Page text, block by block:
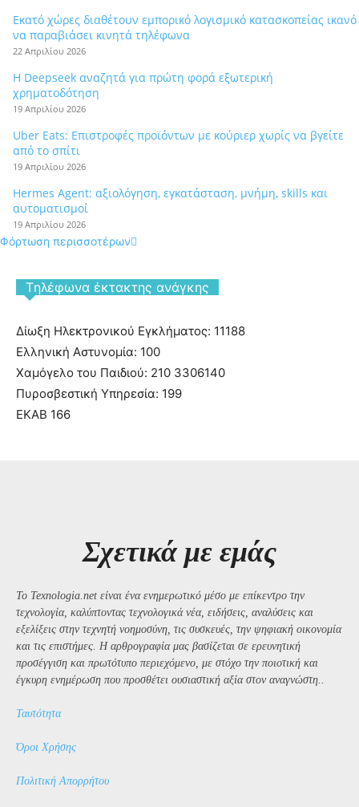
Εκατό χώρες διαθέτουν εμπορικό λογισμικό κατασκοπείας ικανό
να παραβιάσει κινητά τηλέφωνα
22 Απριλίου 2026
Η Deepseek αναζητά για πρώτη φορά εξωτερική
χρηματοδότηση
19 Απριλίου 2026
Uber Eats: Επιστροφές προϊόντων με κούριερ χωρίς να βγείτε
από το σπίτι
19 Απριλίου 2026
Hermes Agent: αξιολόγηση, εγκατάσταση, μνήμη, skills και
αυτοματισμοί
19 Απριλίου 2026
Φόρτωση περισσοτέρων
Tηλέφωνα έκτακτης ανάγκης
Δίωξη Ηλεκτρονικού Εγκλήματος: 11188
Ελληνική Αστυνομία: 100
Χαμόγελο του Παιδιού: 210 3306140
Πυροσβεστική Υπηρεσία: 199
ΕΚΑΒ 166
Σχετικά με εμάς
Το Texnologia.net είναι ένα ενημερωτικό μέσο με επίκεντρο την
τεχνολογία, καλύπτοντας τεχνολογικά νέα, ειδήσεις, αναλύσεις και
εξελίξεις στην τεχνητή νοημοσύνη, τις συσκευές, την ψηφιακή οικονομία
και τις επιστήμες. Η αρθρογραφία μας βασίζεται σε ερευνητική
προσέγγιση και πρωτότυπο περιεχόμενο, με στόχο την ποιοτική και
έγκυρη ενημέρωση που προσθέτει ουσιαστική αξία στον αναγνώστη..
Ταυτότητα
Όροι Χρήσης
Πολιτική Απορρήτου